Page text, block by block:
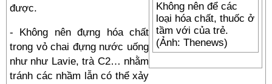
Không nên để các
loại hóa chất, thuốc ở
tầm với của trẻ.
(Ảnh: Thenews)
được.
- Không nên đựng hóa chất
trong vỏ chai đựng nước uống
như như Lavie, trà C2… nhằm
tránh các nhầm lẫn có thể xảy